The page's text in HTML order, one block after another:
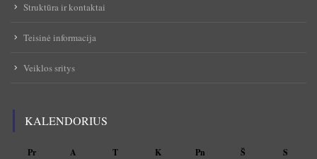
Struktūra ir kontaktai
Teisinė informacija
Veiklos sritys
KALENDORIUS
Pr A T K Pn Š S